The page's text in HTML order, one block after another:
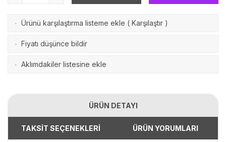
· Ürünü karşılaştırma listeme ekle ( Karşılaştır )
· Fiyatı düşünce bildir
· Aklımdakiler listesine ekle
ÜRÜN DETAYI
TAKSİT SEÇENEKLERİ ÜRÜN YORUMLARI